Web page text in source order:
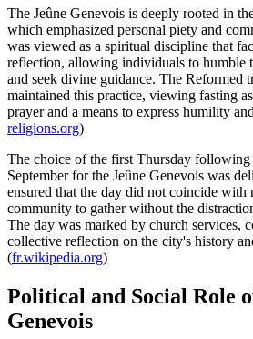
The Jeûne Genevois is deeply rooted in
which emphasized personal piety and
was viewed as a spiritual discipline that
reflection, allowing individuals to humble
and seek divine guidance. The Reformed
maintained this practice, viewing fasting
prayer and a means to express humility
religions.org)
The choice of the first Thursday
September for the Jeûne Genevois was
ensured that the day did not coincide
community to gather without the
The day was marked by church services,
collective reflection on the city's history
(fr.wikipedia.org)
Political and Social Role
Genevois